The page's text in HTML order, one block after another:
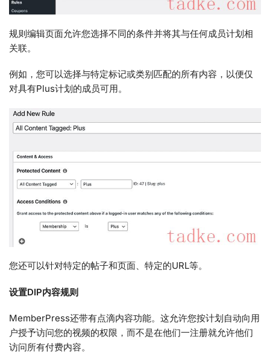
规则编辑页面允许您选择不同的条件并将其与任何成员计划相
关联。
例如，您可以选择与特定标记或类别匹配的所有内容，以便仅
对具有Plus计划的成员可用。
您还可以针对特定的帖子和页面、特定的URL等。
设置DIP内容规则
MemberPress还带有点滴内容功能。这允许您按计划自动向用
户授予访问您的视频的权限，而不是在他们一注册就允许他们
访问所有付费内容。